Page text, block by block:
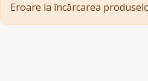
Eroare la încărcarea